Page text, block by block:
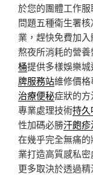
於您的團體工作服
問題五種衛生署
業，趕快免費加
熬夜所消耗的營
桶提供多樣娛樂
牌服務站維修價
治療便秘症狀的
專業處理技術持久
性加碼必勝汗皰疹
在幾乎完全無痛
業打造高質感私
更多取決於透過